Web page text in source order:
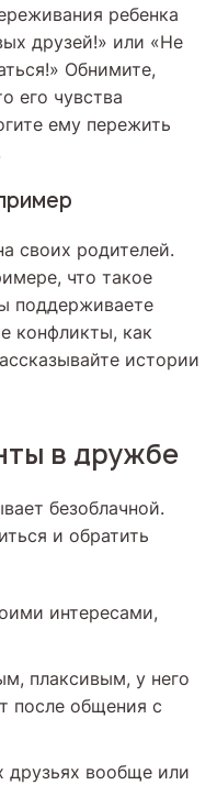
ребенка
друзей!» или «Не
Обнимите,
его чувства
ему пережить
своих родителей.
что такое
поддерживаете
конфликты, как
истории
в дружбе
безоблачной.
и обратить
интересами,
плаксивым, у него
после общения с
друзьях вообще или